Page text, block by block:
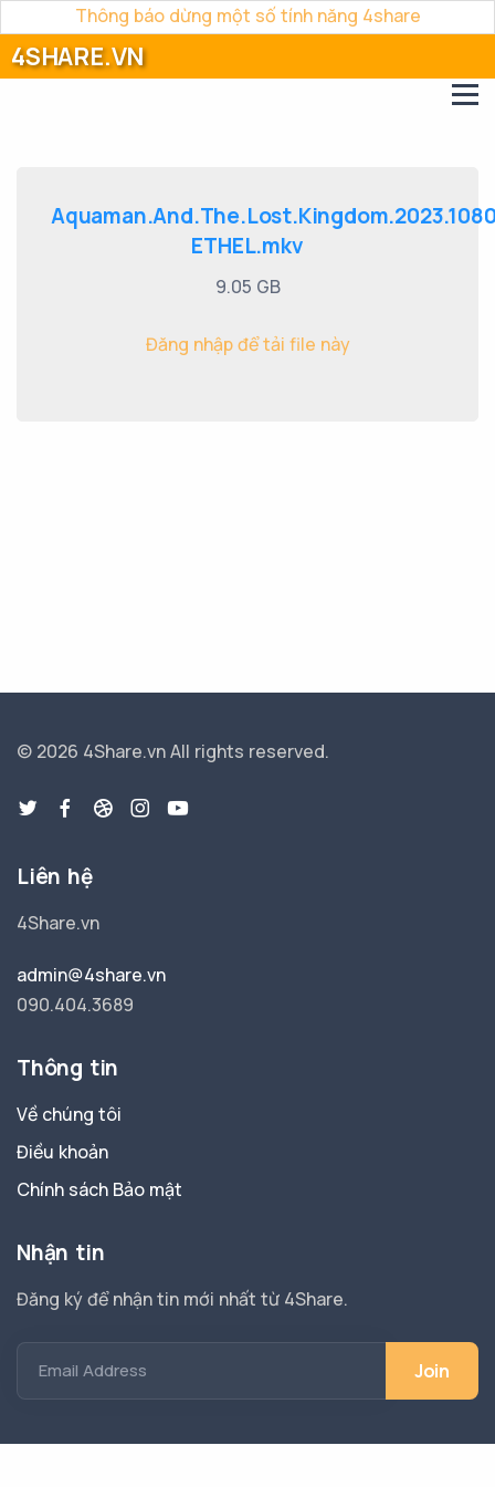
Thông báo dừng một số tính năng 4share
4SHARE.VN
ETHEL.mkv
9.05 GB
Đăng nhập để tải file này
© 2026 4Share.vnAll rights reserved.
Liên hệ
4Share.vn
admin@4share.vn
090.404.3689
Thông tin
Về chúng tôi
Điều khoản
Chính sách Bảo mật
Nhận tin
Đăng ký để nhận tin mới nhất từ 4Share.
Email Address